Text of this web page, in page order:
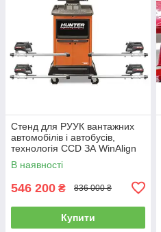
Стенд для РУУК вантажних
автомобілів і автобусів,
технологія CCD ЗА WinAlign
HUNTER WA510E-DSP740T
В наявності
546 200 ₴ 836 000 ₴
Купити